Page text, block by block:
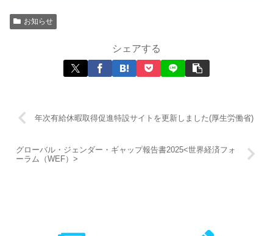
お知らせ
シェアする
年次有給休暇取得促進特設サイトを更新しました(厚生労働省)
グローバル・ジェンダー・ギャップ報告書2025<世界経済フォ
ーラム（WEF）>